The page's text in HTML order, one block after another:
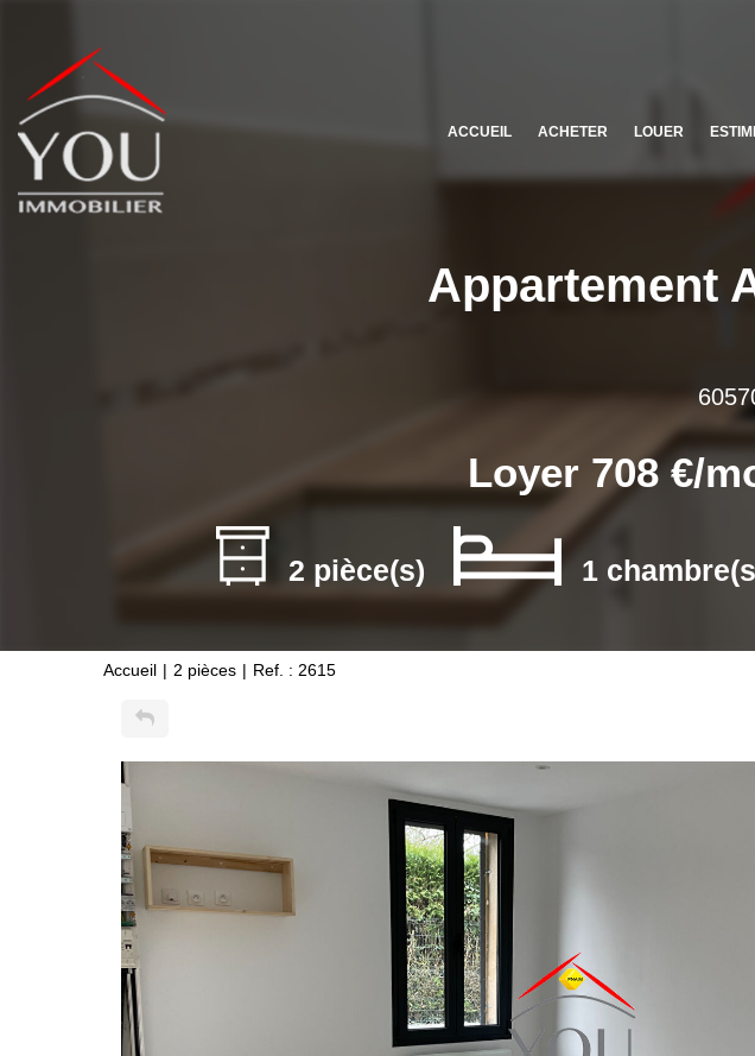
ACCUEIL ACHETER LOUER
Appartement
Loyer 708 €/
2 pièce(s) 1
Accueil 2 pièces Ref. : 2615